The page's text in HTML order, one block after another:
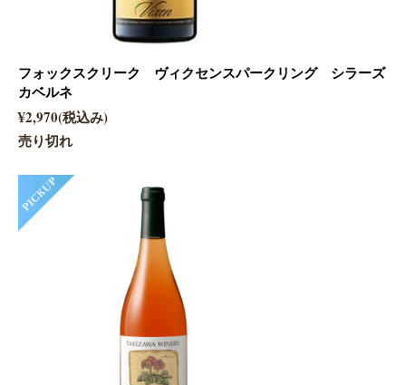
フォックスクリーク ヴィクセンスパークリング シラーズ
カベルネ
¥2,970(税込み)
売り切れ